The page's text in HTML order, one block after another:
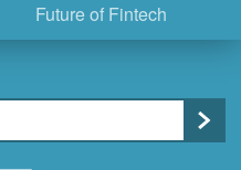
Future of Fintech